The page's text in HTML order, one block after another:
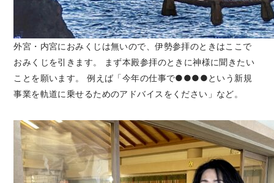
外宮・内宮におみくじは無いので、伊勢参拝のときはここで
おみくじを引きます。 まず本殿参拝のときに神様に聞きたい
ことを願います。 例えば「今年の仕事で●●●●という新規
事業を軌道に乗せるためのアドバイスをください」など。